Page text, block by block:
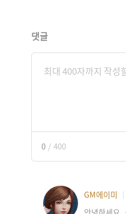
댓글
0 / 400
GM에이미